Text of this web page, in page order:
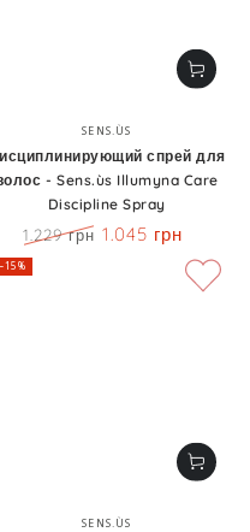
Бренд:
SENS.ÙS
спрей для
- Sens.ùs Illumyna Care
Discipline Spray
Цена
1.229 грн 1.045 грн
Бренд:
SENS.ÙS
–15%